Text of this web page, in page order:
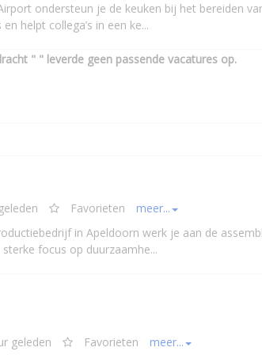
ondersteun je de keuken bij het bereiden
helpt collega’s in een ke...
" " leverde geen passende vacatures op.
Favorieten
meer...
in Apeldoorn werk je aan de
focus op duurzaamhe...
geleden Favorieten meer...